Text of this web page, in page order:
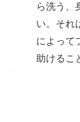
ら洗う、
い。それ
によって
助けるこ